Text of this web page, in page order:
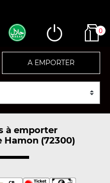
0
A EMPORTER
à emporter
Hamon (72300)